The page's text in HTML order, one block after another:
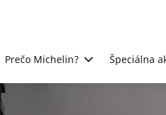
Prečo Michelin? Špeciálna